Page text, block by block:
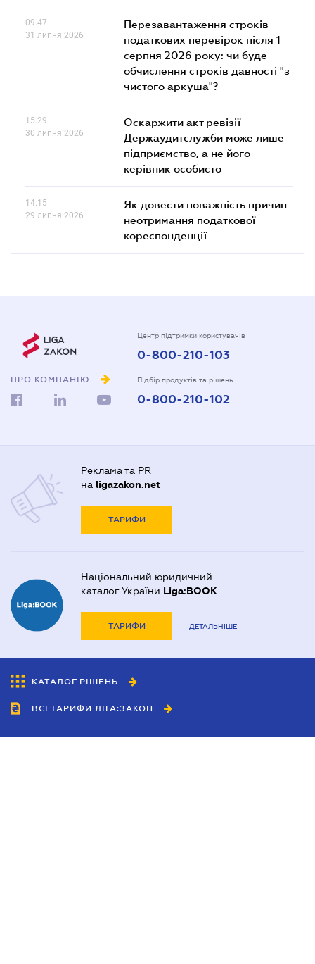
09.47
31 липня 2026
Перезавантаження строків
податкових перевірок після 1
серпня 2026 року: чи буде
обчислення строків давності "з
чистого аркуша"?
15.29
30 липня 2026
Оскаржити акт ревізії
Держаудитслужби може лише
підприємство, а не його
керівник особисто
14.15
29 липня 2026
Як довести поважність причин
неотримання податкової
кореспонденції
ПРО КОМПАНІЮ
Центр підтримки користувачів
0-800-210-103
Підбір продуктів та рішень
0-800-210-102
Реклама та PR
на ligazakon.net
ТАРИФИ
Національний юридичний
каталог України Liga:BOOK
ТАРИФИ ДЕТАЛЬНІШЕ
КАТАЛОГ РІШЕНЬ
ВСІ ТАРИФИ ЛІГА:ЗАКОН